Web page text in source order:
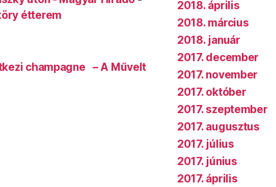
étterem
champagne – A Művelt
2018. április
2018. március
2018. január
2017. december
2017. november
2017. október
2017. szeptember
2017. augusztus
2017. július
2017. június
2017. április